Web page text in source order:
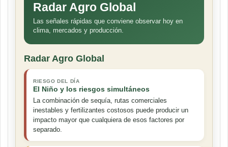
Radar Agro Global
Las señales rápidas que conviene observar hoy en
clima, mercados y producción.
Radar Agro Global
RIESGO DEL DÍA
El Niño y los riesgos simultáneos
La combinación de sequía, rutas comerciales
inestables y fertilizantes costosos puede producir un
impacto mayor que cualquiera de esos factores por
separado.